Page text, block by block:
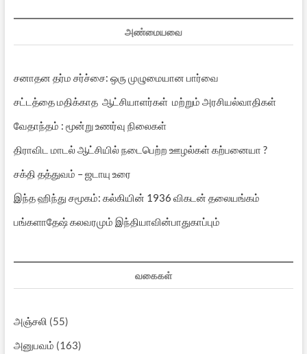
அண்மையவை
சனாதன தர்ம சர்ச்சை: ஒரு முழுமையான பார்வை
சட்டத்தை மதிக்காத ஆட்சியாளர்கள் மற்றும் அரசியல்வாதிகள்
வேதாந்தம் : மூன்று உணர்வு நிலைகள்
திராவிட மாடல் ஆட்சியில் நடைபெற்ற ஊழல்கள் கற்பனையா ?
சக்தி தத்துவம் – ஜடாயு உரை
இந்த ஹிந்து சமூகம்: கல்கியின் 1936 விகடன் தலையங்கம்
பங்களாதேஷ் கலவரமும் இந்தியாவின்பாதுகாப்பும்
வகைகள்
அஞ்சலி (55)
அனுபவம் (163)